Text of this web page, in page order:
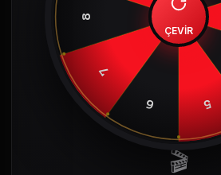
5
6
7
8
ÇEVİR
🎬